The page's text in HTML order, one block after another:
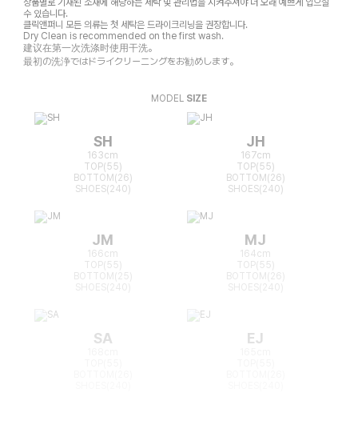
상품별로 기재된 소재에 해당하는 세탁 및 관리법을 지켜주셔야 더 오래 예쁘게 입으실
수 있습니다.
클릭앤퍼니 모든 의류는 첫 세탁은 드라이크리닝을 권장합니다.
Dry Clean is recommended on the first wash.
建议在第一次洗涤时使用干洗。
最初の洗浄ではドライクリーニングをお勧めします。
MODEL SIZE
SH
163cm
TOP(55)
BOTTOM(26)
SHOES(240)
JH
167cm
TOP(55)
BOTTOM(26)
SHOES(240)
JM
166cm
TOP(55)
BOTTOM(25)
MJ
164cm
TOP(55)
BOTTOM(26)
SA EJ